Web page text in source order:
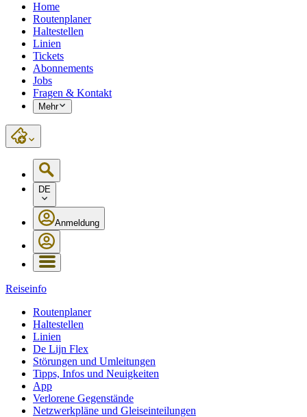
Home
Routenplaner
Haltestellen
Linien
Tickets
Abonnements
Jobs
Fragen & Kontakt
Mehr
DE
Anmeldung
Reiseinfo
Routenplaner
Haltestellen
Linien
De Lijn Flex
Störungen und Umleitungen
Tipps, Infos und Neuigkeiten
App
Verlorene Gegenstände
Netzwerkpläne und Gleiseinteilungen